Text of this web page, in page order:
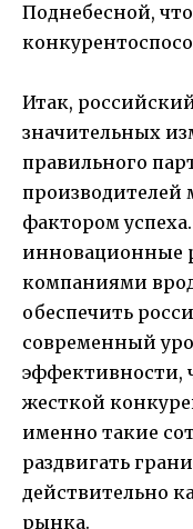
Поднебесной,
Итак,
значительных
правильного
производителей
фактором
инновационные
компаниями
обеспечить
современный
эффективности,
жесткой
именно такие
раздвигать
действительно
рынка.